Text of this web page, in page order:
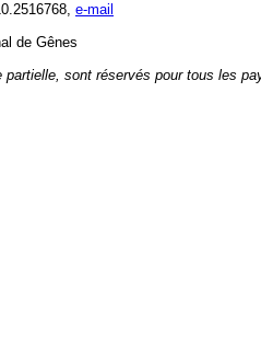
e-mail
de Gênes
partielle, sont réservés pour tous les